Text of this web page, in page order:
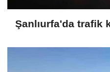
Şanlıurfa'da trafik